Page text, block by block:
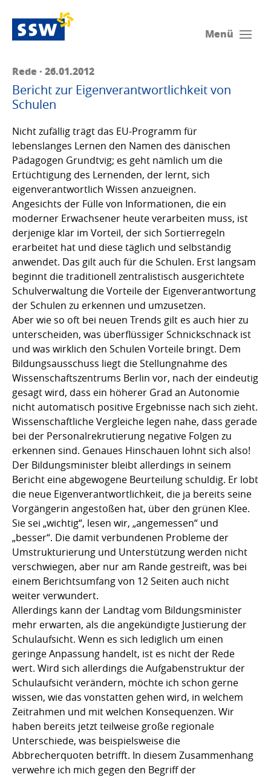
Menü
Rede · 26.01.2012
Bericht zur Eigenverantwortlichkeit von
Schulen
Nicht zufällig trägt das EU-Programm für
lebenslanges Lernen den Namen des dänischen
Pädagogen Grundtvig; es geht nämlich um die
Ertüchtigung des Lernenden, der lernt, sich
eigenverantwortlich Wissen anzueignen.
Angesichts der Fülle von Informationen, die ein
moderner Erwachsener heute verarbeiten muss, ist
derjenige klar im Vorteil, der sich Sortierregeln
erarbeitet hat und diese täglich und selbständig
anwendet. Das gilt auch für die Schulen. Erst langsam
beginnt die traditionell zentralistisch ausgerichtete
Schulverwaltung die Vorteile der Eigenverantwortung
der Schulen zu erkennen und umzusetzen.
Aber wie so oft bei neuen Trends gilt es auch hier zu
unterscheiden, was überflüssiger Schnickschnack ist
und was wirklich den Schulen Vorteile bringt. Dem
Bildungsausschuss liegt die Stellungnahme des
Wissenschaftszentrums Berlin vor, nach der eindeutig
gesagt wird, dass ein höherer Grad an Autonomie
nicht automatisch positive Ergebnisse nach sich zieht.
Wissenschaftliche Vergleiche legen nahe, dass gerade
bei der Personalrekrutierung negative Folgen zu
erkennen sind. Genaues Hinschauen lohnt sich also!
Der Bildungsminister bleibt allerdings in seinem
Bericht eine abgewogene Beurteilung schuldig. Er lobt
die neue Eigenverantwortlichkeit, die ja bereits seine
Vorgängerin angestoßen hat, über den grünen Klee.
Sie sei „wichtig“, lesen wir, „angemessen“ und
„besser“. Die damit verbundenen Probleme der
Umstrukturierung und Unterstützung werden nicht
verschwiegen, aber nur am Rande gestreift, was bei
einem Berichtsumfang von 12 Seiten auch nicht
weiter verwundert.
Allerdings kann der Landtag vom Bildungsminister
mehr erwarten, als die angekündigte Justierung der
Schulaufsicht. Wenn es sich lediglich um einen
geringe Anpassung handelt, ist es nicht der Rede
wert. Wird sich allerdings die Aufgabenstruktur der
Schulaufsicht verändern, möchte ich schon gerne
wissen, wie das vonstatten gehen wird, in welchem
Zeitrahmen und mit welchen Konsequenzen. Wir
haben bereits jetzt teilweise große regionale
Unterschiede, was beispielsweise die
Abbrecherquoten betrifft. In diesem Zusammenhang
verwehre ich mich gegen den Begriff der